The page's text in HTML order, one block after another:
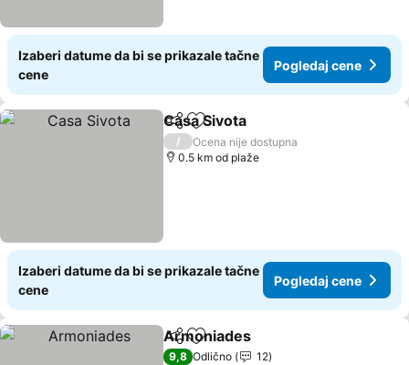
Izaberi datume da bi se prikazale tačne
cene
Pogledaj cene
Deli Dodati u favorite
Casa Sivota
/
Ocena nije dostupna
0.5 km od plaže
Izaberi datume da bi se prikazale tačne
cene
Pogledaj cene
Deli Dodati u favorite
Armoniades
9,8 Odlično
12